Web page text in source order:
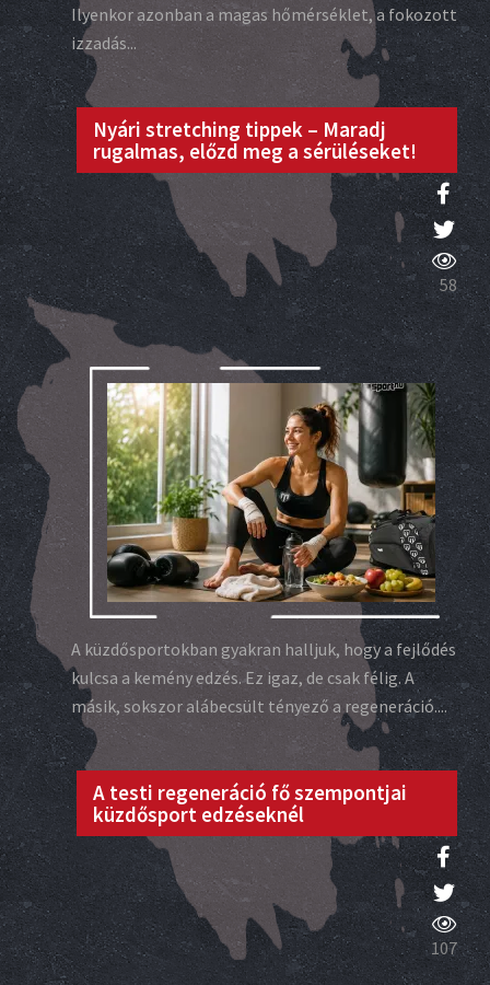
Ilyenkor azonban a magas hőmérséklet, a fokozott
izzadás...
Nyári stretching tippek – Maradj
rugalmas, előzd meg a sérüléseket!
58
A küzdősportokban gyakran halljuk, hogy a fejlődés
kulcsa a kemény edzés. Ez igaz, de csak félig. A
másik, sokszor alábecsült tényező a regeneráció....
A testi regeneráció fő szempontjai
küzdősport edzéseknél
107